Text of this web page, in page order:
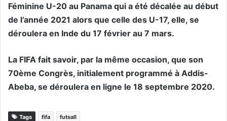
Féminine U-20 au Panama qui a été décalée au début
de l’année 2021 alors que celle des U-17, elle, se
déroulera en Inde du 17 février au 7 mars.
La FIFA fait savoir, par la même occasion, que son
70ème Congrès, initialement programmé à Addis-
Abeba, se déroulera en ligne le 18 septembre 2020.
Tags fifa futsall